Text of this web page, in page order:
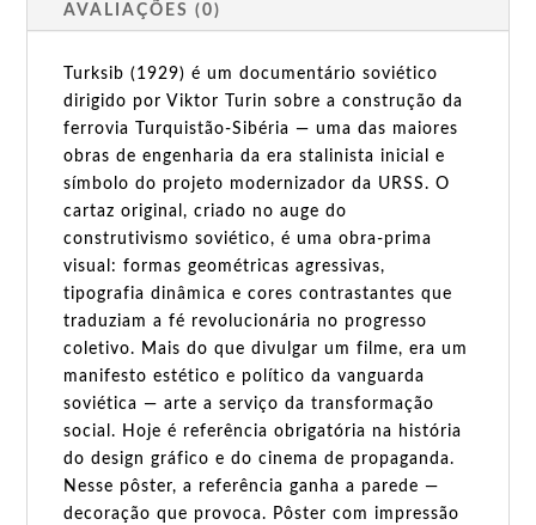
AVALIAÇÕES (0)
Turksib (1929) é um documentário soviético
dirigido por Viktor Turin sobre a construção da
ferrovia Turquistão-Sibéria — uma das maiores
obras de engenharia da era stalinista inicial e
símbolo do projeto modernizador da URSS. O
cartaz original, criado no auge do
construtivismo soviético, é uma obra-prima
visual: formas geométricas agressivas,
tipografia dinâmica e cores contrastantes que
traduziam a fé revolucionária no progresso
coletivo. Mais do que divulgar um filme, era um
manifesto estético e político da vanguarda
soviética — arte a serviço da transformação
social. Hoje é referência obrigatória na história
do design gráfico e do cinema de propaganda.
Nesse pôster, a referência ganha a parede —
decoração que provoca. Pôster com impressão